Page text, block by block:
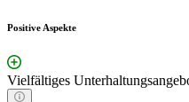
Positive Aspekte
Vielfältiges